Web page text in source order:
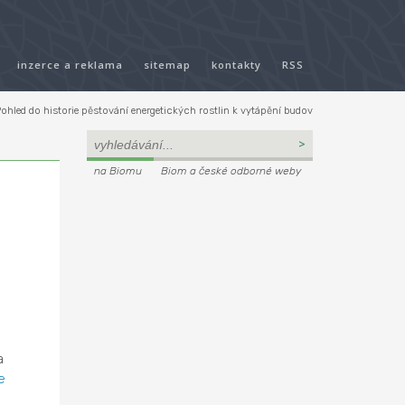
inzerce a reklama sitemap kontakty RSS
do historie pěstování energetických rostlin k vytápění budov
na Biomu Biom a české odborné weby